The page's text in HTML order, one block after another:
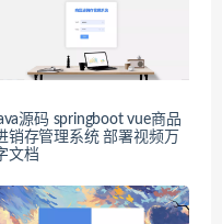
源码 springboot vue商品
销存管理系统 部署视频万
文档